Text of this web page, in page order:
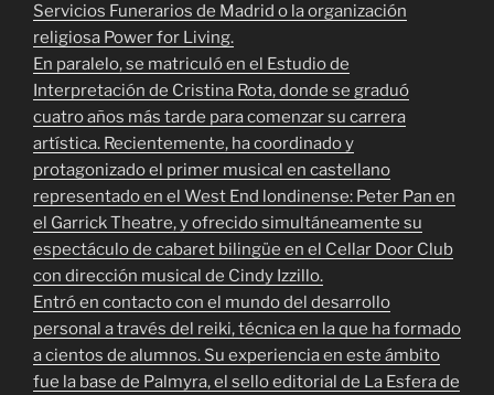
Servicios Funerarios de Madrid o la organización
religiosa Power for Living.
En paralelo, se matriculó en el Estudio de
Interpretación de Cristina Rota, donde se graduó
cuatro años más tarde para comenzar su carrera
artística. Recientemente, ha coordinado y
protagonizado el primer musical en castellano
representado en el West End londinense: Peter Pan en
el Garrick Theatre, y ofrecido simultáneamente su
espectáculo de cabaret bilingüe en el Cellar Door Club
con dirección musical de Cindy Izzillo.
Entró en contacto con el mundo del desarrollo
personal a través del reiki, técnica en la que ha formado
a cientos de alumnos. Su experiencia en este ámbito
fue la base de Palmyra, el sello editorial de La Esfera de